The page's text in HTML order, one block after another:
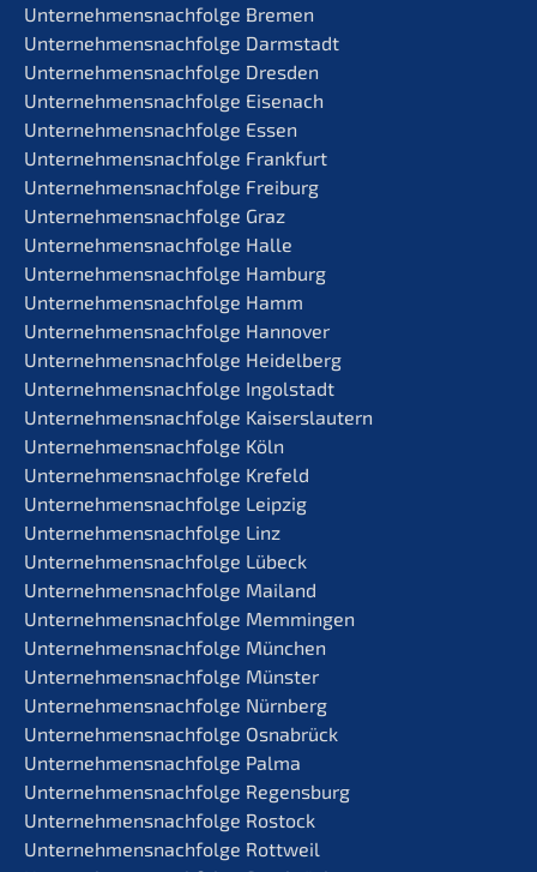
Unternehmens­nachfolge Bremen
Unternehmens­nachfolge Darmstadt
Unternehmens­nachfolge Dresden
Unternehmens­nachfolge Eisenach
Unternehmens­nachfolge Essen
Unternehmens­nachfolge Frankfurt
Unternehmens­nachfolge Freiburg
Unternehmens­nachfolge Graz
Unternehmens­nachfolge Halle
Unternehmens­nachfolge Hamburg
Unternehmens­nachfolge Hamm
Unternehmens­nachfolge Hannover
Unternehmens­nachfolge Heidelberg
Unternehmens­nachfolge Ingolstadt
Unternehmens­nachfolge Kaiserslautern
Unternehmens­nachfolge Köln
Unternehmens­nachfolge Krefeld
Unternehmens­nachfolge Leipzig
Unternehmens­nachfolge Linz
Unternehmens­nachfolge Lübeck
Unternehmens­nachfolge Mailand
Unternehmens­nachfolge Memmingen
Unternehmens­nachfolge München
Unternehmens­nachfolge Münster
Unternehmens­nachfolge Nürnberg
Unternehmens­nachfolge Osnabrück
Unternehmens­nachfolge Palma
Unternehmens­nachfolge Regensburg
Unternehmens­nachfolge Rostock
Unternehmens­nachfolge Rottweil